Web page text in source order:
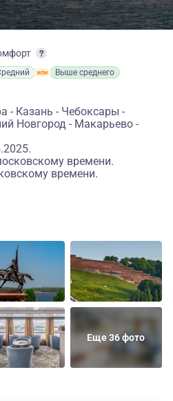
Выше среднего
- Казань - Чебоксары -
Новгород - Макарьево -
времени.
времени.
Еще 36 фото